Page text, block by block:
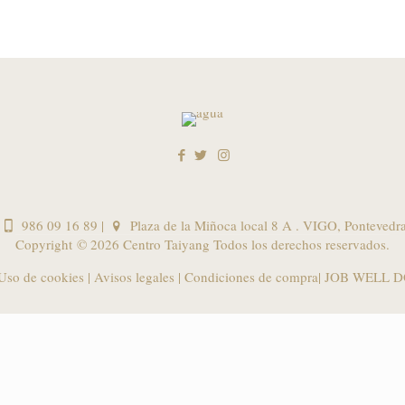
986 09 16 89 |
Plaza de la Miñoca local 8 A . VIGO,
Copyright © 2026 Centro Taiyang Todos los derechos reservados.
de cookies | Avisos legales | Condiciones de compra| JOB WELL